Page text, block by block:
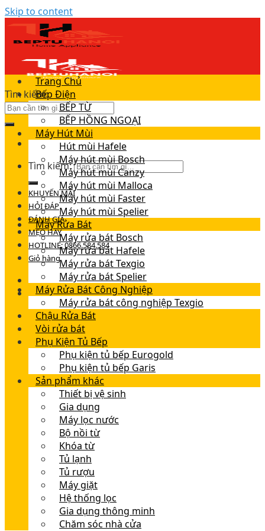
Skip to content
Tìm kiếm:
Tìm kiếm:
KHUYẾN MÃI
HỎI ĐÁP
ĐÁNH GIÁ
MẸO HAY
HOTLINE: 0866.584.584
Giỏ hàng
Trang Chủ
Bếp Điện
BẾP TỪ
BẾP HỒNG NGOẠI
Máy Hút Mùi
Hút mùi Hafele
Máy hút mùi Bosch
Máy hút mùi Canzy
Máy hút mùi Malloca
Máy hút mùi Faster
Máy hút mùi Spelier
Máy Rửa Bát
Máy rửa bát Bosch
Máy rửa bát Hafele
Máy rửa bát Texgio
Máy rửa bát Spelier
Máy Rửa Bát Công Nghiệp
Máy rửa bát công nghiệp Texgio
Chậu Rửa Bát
Vòi rửa bát
Phụ Kiện Tủ Bếp
Phụ kiện tủ bếp Eurogold
Phụ kiện tủ bếp Garis
Sản phẩm khác
Thiết bị vệ sinh
Gia dụng
Máy lọc nước
Bộ nồi từ
Khóa từ
Tủ lạnh
Tủ rượu
Máy giặt
Hệ thống lọc
Gia dụng thông minh
Chăm sóc nhà cửa